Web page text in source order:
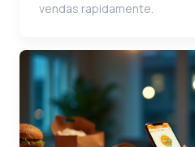
vendas rapidamente.